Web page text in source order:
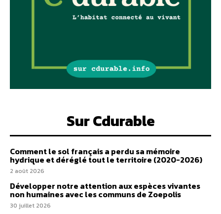
Sur Cdurable
Comment le sol français a perdu sa mémoire
hydrique et déréglé tout le territoire (2020-2026)
2 août 2026
Développer notre attention aux espèces vivantes
non humaines avec les communs de Zoepolis
30 juillet 2026